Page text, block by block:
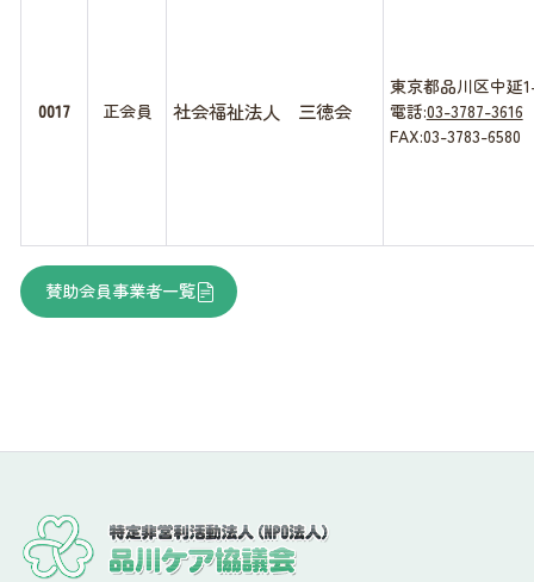
0017 正会員 社会福祉法人 三徳会
東京都品川区中延
電話:03-3787-3616
FAX:03-3783-6580
賛助会員事業者一覧